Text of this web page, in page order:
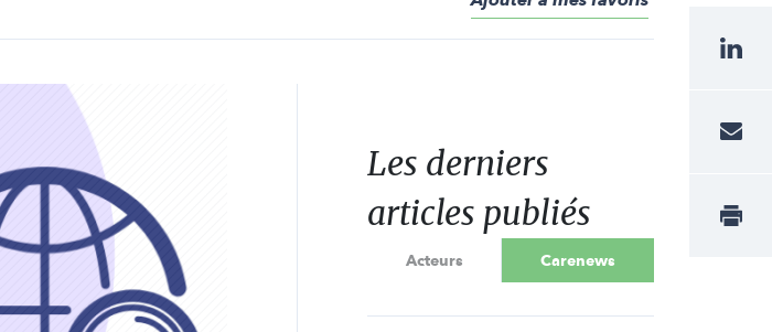
Les derniers
articles publiés
Acteurs Carenews